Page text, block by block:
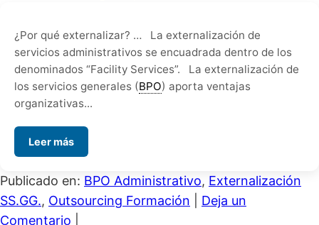
¿Por qué externalizar? … La externalización de
servicios administrativos se encuadrada dentro de los
denominados “Facility Services”. La externalización de
los servicios generales (BPO) aporta ventajas
organizativas...
Leer más
Publicado en: BPO Administrativo, Externalización
SS.GG., Outsourcing Formación
Deja un
Comentario